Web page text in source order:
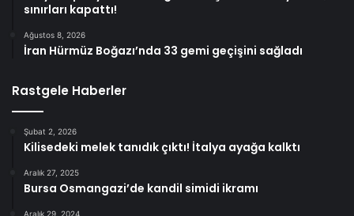
sınırları kapattı!
Ağustos 8, 2026
İran Hürmüz Boğazı’nda 33 gemi geçişini sağladı
Rastgele Haberler
Şubat 2, 2026
Kilisedeki melek tanıdık çıktı! İtalya ayağa kalktı
Aralık 27, 2025
Bursa Osmangazi’de kandil simidi ikramı
Aralık 29, 2024